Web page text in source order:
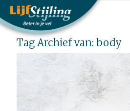
Tag Archief van: body